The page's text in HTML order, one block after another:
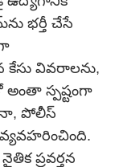
భర్తీ చేసే
వివరాలను,
స్పష్టంగా
పోలీస్
ప్రవర్తన